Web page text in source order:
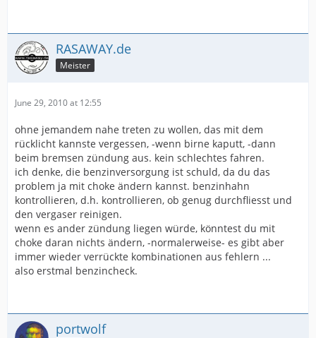
RASAWAY.de
Meister
June 29, 2010 at 12:55
ohne jemandem nahe treten zu wollen, das mit dem
rücklicht kannste vergessen, -wenn birne kaputt, -dann
beim bremsen zündung aus. kein schlechtes fahren.
ich denke, die benzinversorgung ist schuld, da du das
problem ja mit choke ändern kannst. benzinhahn
kontrollieren, d.h. kontrollieren, ob genug durchfliesst und
den vergaser reinigen.
wenn es ander zündung liegen würde, könntest du mit
choke daran nichts ändern, -normalerweise- es gibt aber
immer wieder verrückte kombinationen aus fehlern ...
also erstmal benzincheck.
portwolf